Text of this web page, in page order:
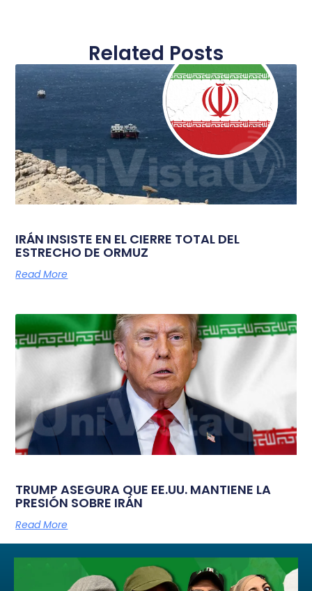
Related Posts
IRÁN INSISTE EN EL CIERRE TOTAL DEL
ESTRECHO DE ORMUZ
Read More
TRUMP ASEGURA QUE EE.UU. MANTIENE LA
PRESIÓN SOBRE IRÁN
Read More